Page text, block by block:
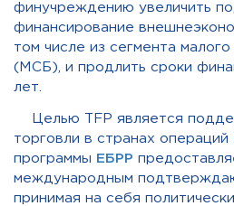
финучреждению увеличить
финансирование
том числе из сегмента
(МСБ), и продлить сроки
лет.
Целью TFP является
торговли в странах операций
программы
ЕБРР
международным
принимая на себя